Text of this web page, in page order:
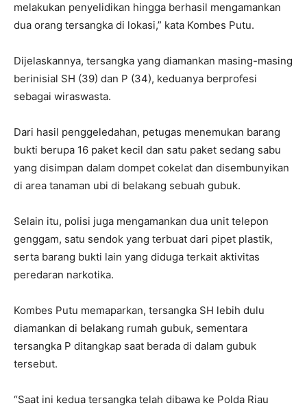
melakukan penyelidikan hingga berhasil mengamankan
dua orang tersangka di lokasi,” kata Kombes Putu.
Dijelaskannya, tersangka yang diamankan masing-masing
berinisial SH (39) dan P (34), keduanya berprofesi
sebagai wiraswasta.
Dari hasil penggeledahan, petugas menemukan barang
bukti berupa 16 paket kecil dan satu paket sedang sabu
yang disimpan dalam dompet cokelat dan disembunyikan
di area tanaman ubi di belakang sebuah gubuk.
Selain itu, polisi juga mengamankan dua unit telepon
genggam, satu sendok yang terbuat dari pipet plastik,
serta barang bukti lain yang diduga terkait aktivitas
peredaran narkotika.
Kombes Putu memaparkan, tersangka SH lebih dulu
diamankan di belakang rumah gubuk, sementara
tersangka P ditangkap saat berada di dalam gubuk
tersebut.
“Saat ini kedua tersangka telah dibawa ke Polda Riau